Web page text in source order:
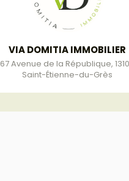
VIA DOMITIA IMMOBILIER
67 Avenue de la République,
Saint-Étienne-du-Grès